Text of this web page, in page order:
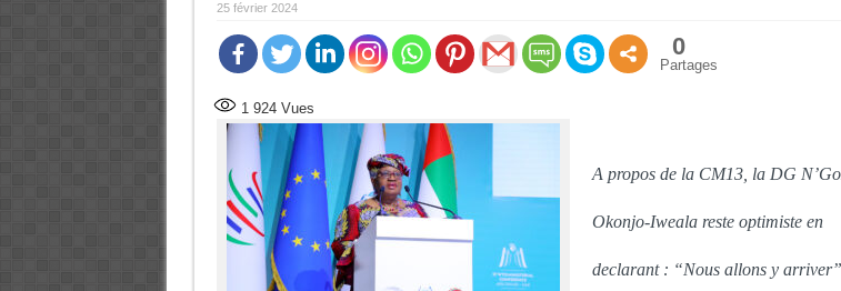
25 février 2024
0
Partages
1 924Vues
A propos de la CM13, la DG
Okonjo-Iweala reste optimiste en
declarant : “Nous allons y arriver”